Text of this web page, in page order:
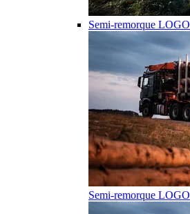
Semi-remorque LOGO
Semi-remorque LOGO